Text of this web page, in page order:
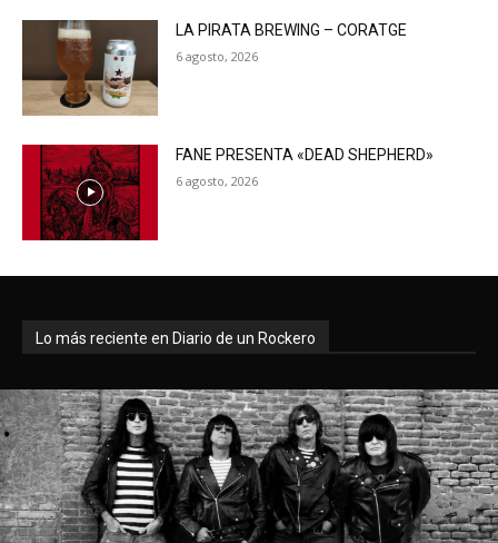
LA PIRATA BREWING – CORATGE
6 agosto, 2026
FANE PRESENTA «DEAD SHEPHERD»
6 agosto, 2026
Lo más reciente en Diario de un Rockero